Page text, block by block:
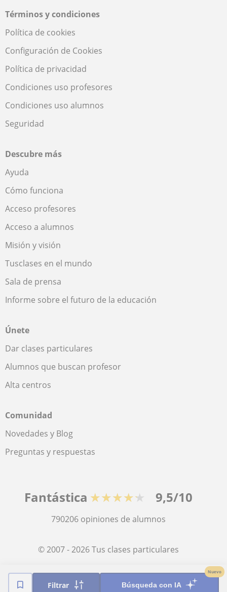
Filtrar Búsqueda con IA
Nuevo
Términos y condiciones
Política de cookies
Configuración de Cookies
Política de privacidad
Condiciones uso profesores
Condiciones uso alumnos
Seguridad
Descubre más
Ayuda
Cómo funciona
Acceso profesores
Acceso a alumnos
Misión y visión
Tusclases en el mundo
Sala de prensa
Informe sobre el futuro de la educación
Únete
Dar clases particulares
Alumnos que buscan profesor
Alta centros
Comunidad
Novedades y Blog
Preguntas y respuestas
Fantástica ★★★★★ 9,5/10
790206 opiniones de alumnos
© 2007 - 2026 Tus clases particulares
Mapa web:Profesores particulares